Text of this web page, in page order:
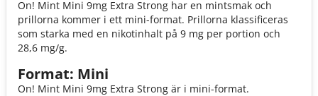
On! Mint Mini 9mg Extra Strong har en mintsmak och
prillorna kommer i ett mini-format. Prillorna klassificeras
som starka med en nikotinhalt på 9 mg per portion och
28,6 mg/g.
Format: Mini
On! Mint Mini 9mg Extra Strong är i mini-format.